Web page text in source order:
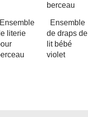
berceau
Ensemble
literie
Ensemble
de draps de
lit bébé
violet